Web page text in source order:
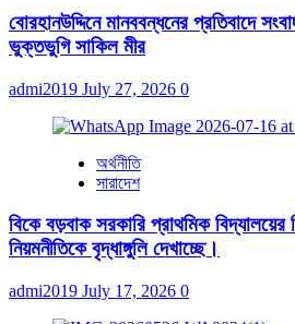
বোরহানউদ্দিনে মানববন্ধনের প্রতিবাদে
ভুক্তভুগি সাকিল মীর
admi2019 July 27, 2026 0
অর্থনীতি
সারাদেশ
বিকে বড়বাক সরকারি প্রাথমিক বিদ্যালয়ের
নিয়মনীতিকে বৃদ্ধাঙ্গুলি দেখাচ্ছে।
admi2019 July 17, 2026 0